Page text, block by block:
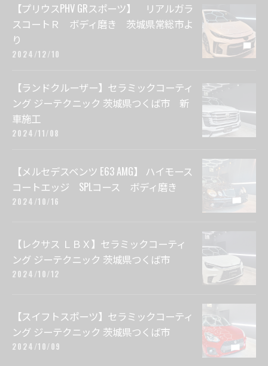
【プリウスPHV GRスポーツ】 リアルガラ
スコートＲ ボディ磨き 茨城県常総市よ
り
2024/12/10
【ランドクルーザー】セラミックコーティ
ング ジーテクニック 茨城県つくば市 新
車施工
2024/11/08
【メルセデスベンツ E63 AMG】 ハイモース
コートエッジ SPLコース ボディ磨き
2024/10/16
【レクサス ＬＢＸ】セラミックコーティ
ング ジーテクニック 茨城県つくば市
2024/10/12
【スイフトスポーツ】セラミックコーティ
ング ジーテクニック 茨城県つくば市
2024/10/09